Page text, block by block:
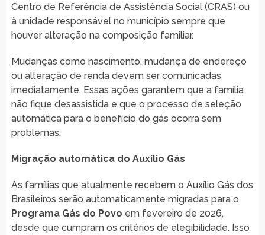
Centro de Referência de Assistência Social (CRAS) ou
à unidade responsável no município sempre que
houver alteração na composição familiar.
Mudanças como nascimento, mudança de endereço
ou alteração de renda devem ser comunicadas
imediatamente. Essas ações garantem que a família
não fique desassistida e que o processo de seleção
automática para o benefício do gás ocorra sem
problemas.
Migração automática do Auxílio Gás
As famílias que atualmente recebem o Auxílio Gás dos
Brasileiros serão automaticamente migradas para o
Programa Gás do Povo em fevereiro de 2026,
desde que cumpram os critérios de elegibilidade. Isso